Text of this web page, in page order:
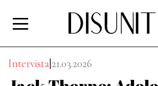
Intervista 21.03.2026